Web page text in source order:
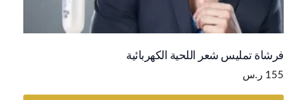
فرشاة تمليس شعر اللحية الكهربائية
155 ر.س